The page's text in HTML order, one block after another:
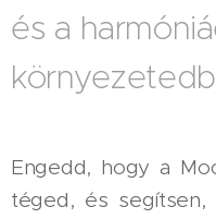
és a
Engedd, hogy a
téged, és